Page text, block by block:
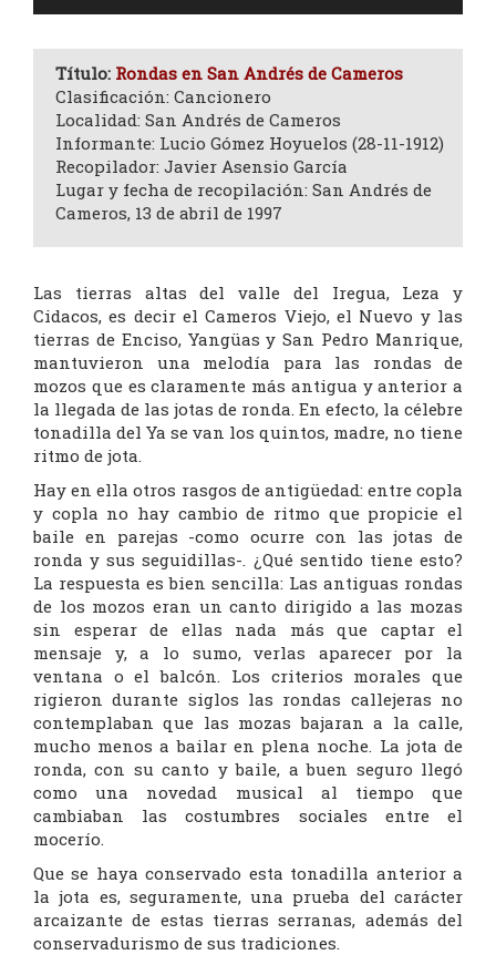
Título: Rondas en San Andrés de Cameros
Clasificación: Cancionero
Localidad: San Andrés de Cameros
Informante: Lucio Gómez Hoyuelos (28-11-1912)
Recopilador: Javier Asensio García
Lugar y fecha de recopilación: San Andrés de
Cameros, 13 de abril de 1997
Las tierras altas del valle del Iregua, Leza y
Cidacos, es decir el Cameros Viejo, el Nuevo y las
tierras de Enciso, Yangüas y San Pedro Manrique,
mantuvieron una melodía para las rondas de
mozos que es claramente más antigua y anterior a
la llegada de las jotas de ronda. En efecto, la célebre
tonadilla del Ya se van los quintos, madre, no tiene
ritmo de jota.
Hay en ella otros rasgos de antigüedad: entre copla
y copla no hay cambio de ritmo que propicie el
baile en parejas -como ocurre con las jotas de
ronda y sus seguidillas-. ¿Qué sentido tiene esto?
La respuesta es bien sencilla: Las antiguas rondas
de los mozos eran un canto dirigido a las mozas
sin esperar de ellas nada más que captar el
mensaje y, a lo sumo, verlas aparecer por la
ventana o el balcón. Los criterios morales que
rigieron durante siglos las rondas callejeras no
contemplaban que las mozas bajaran a la calle,
mucho menos a bailar en plena noche. La jota de
ronda, con su canto y baile, a buen seguro llegó
como una novedad musical al tiempo que
cambiaban las costumbres sociales entre el
mocerío.
Que se haya conservado esta tonadilla anterior a
la jota es, seguramente, una prueba del carácter
arcaizante de estas tierras serranas, además del
conservadurismo de sus tradiciones.